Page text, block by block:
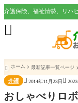

 ホーム 最新記事一覧ページ
介護  2014年11月23日 
おしゃべりロ